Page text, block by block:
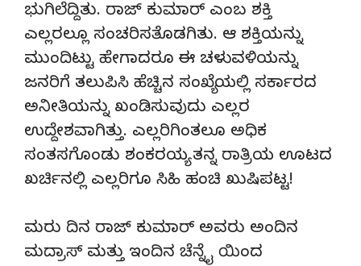
ಭುಗಿಲೆದ್ದಿತು. ರಾಜ್ ಕುಮಾರ್ ಎಂಬ ಶಕ್ತಿ
ಎಲ್ಲರಲ್ಲೂ ಸಂಚರಿಸತೊಡಗಿತು. ಆ ಶಕ್ತಿಯನ್ನು
ಮುಂದಿಟ್ಟು ಹೇಗಾದರೂ ಈ ಚಳುವಳಿಯನ್ನು
ಜನರಿಗೆ ತಲುಪಿಸಿ ಹೆಚ್ಚಿನ ಸಂಖ್ಯೆಯಲ್ಲಿ ಸರ್ಕಾರದ
ಅನೀತಿಯನ್ನು ಖಂಡಿಸುವುದು ಎಲ್ಲರ
ಉದ್ದೇಶವಾಗಿತ್ತು. ಎಲ್ಲರಿಗಿಂತಲೂ ಅಧಿಕ
ಸಂತಸಗೊಂಡು ಶಂಕರಯ್ಯ ತನ್ನ ರಾತ್ರಿಯ ಊಟದ
ಖರ್ಚಿನಲ್ಲಿ ಎಲ್ಲರಿಗೂ ಸಿಹಿ ಹಂಚಿ ಖುಷಿಪಟ್ಟ!
ಮರು ದಿನ ರಾಜ್ ಕುಮಾರ್ ಅವರು ಅಂದಿನ
ಮದ್ರಾಸ್ ಮತ್ತು ಇಂದಿನ ಚೆನ್ನೈ ಯಿಂದ